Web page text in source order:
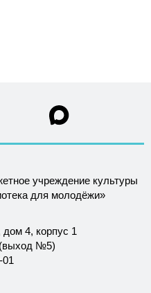
учреждение культуры
для молодёжи»
4, корпус 1
№5)